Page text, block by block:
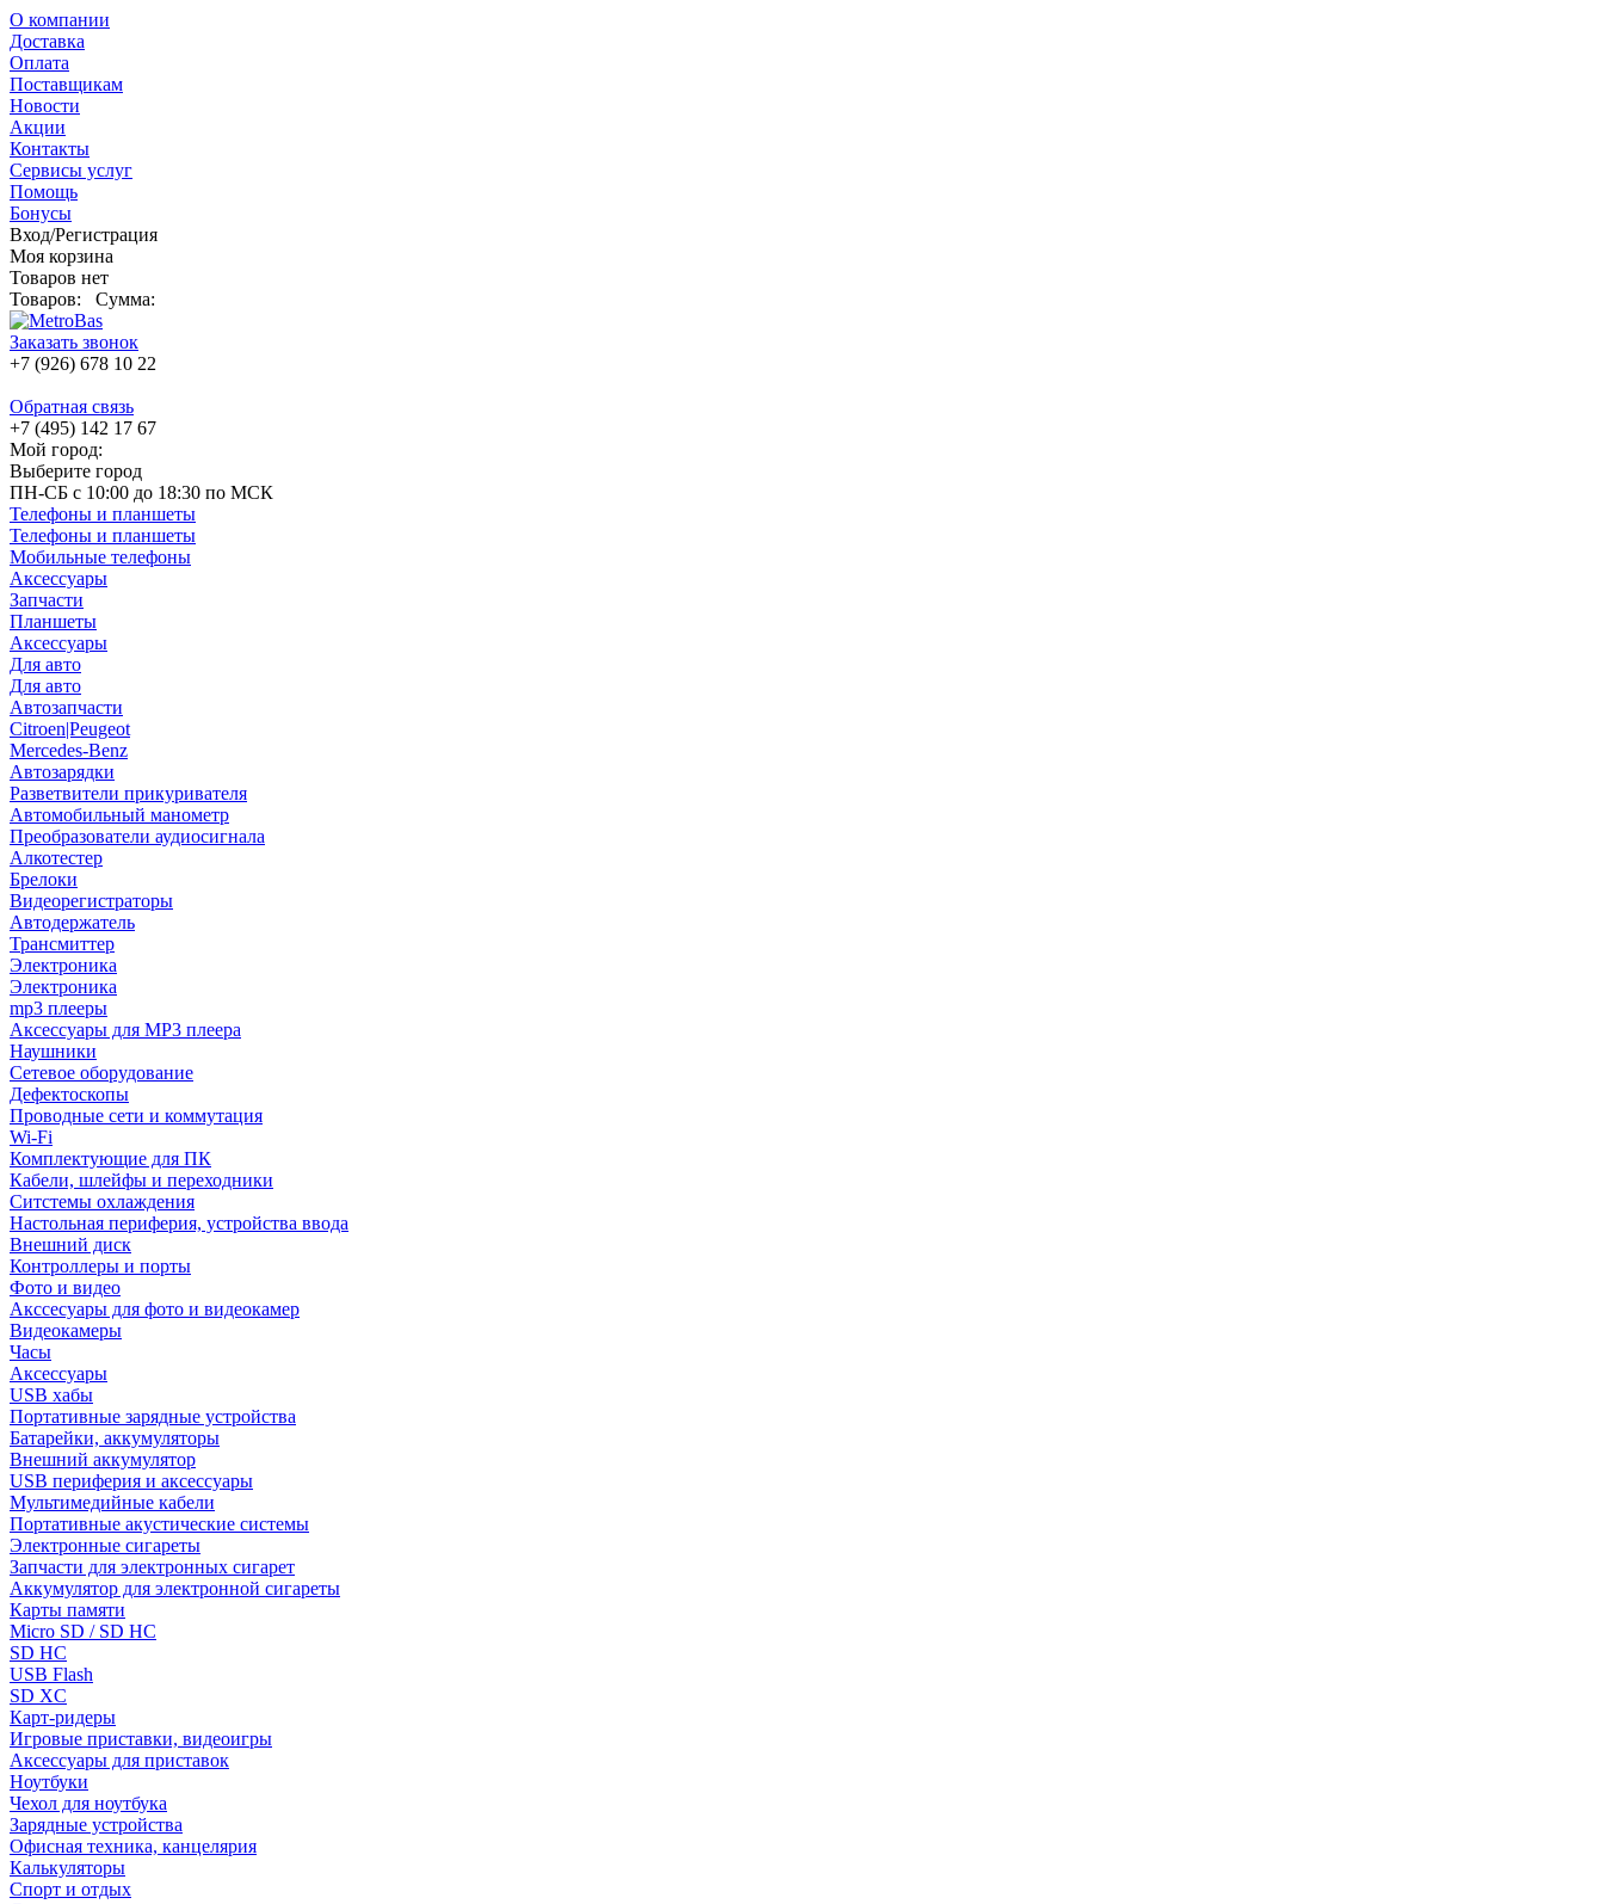
О компании
Доставка
Оплата
Поставщикам
Новости
Акции
Контакты
Сервисы услуг
Помощь
Бонусы
Вход/Регистрация
Моя корзина
Товаров нет
Товаров:
Сумма:
Заказать звонок
+7 (926) 678 10 22
Обратная связь
+7 (495) 142 17 67
Мой город:
Выберите город
ПН-СБ с 10:00 до 18:30 по МСК
Телефоны и планшеты
Телефоны и планшеты
Мобильные телефоны
Аксессуары
Запчасти
Планшеты
Аксессуары
Для авто
Для авто
Автозапчасти
Citroen|Peugeot
Mercedes-Benz
Автозарядки
Разветвители прикуривателя
Автомобильный манометр
Преобразователи аудиосигнала
Алкотестер
Брелоки
Видеорегистраторы
Автодержатель
Трансмиттер
Электроника
Электроника
mp3 плееры
Аксессуары для MP3 плеера
Наушники
Сетевое оборудование
Дефектоскопы
Проводные сети и коммутация
Wi-Fi
Комплектующие для ПК
Кабели, шлейфы и переходники
Ситстемы охлаждения
Настольная периферия, устройства ввода
Внешний диск
Контроллеры и порты
Фото и видео
Акссесуары для фото и видеокамер
Видеокамеры
Часы
Аксессуары
USB хабы
Портативные зарядные устройства
Батарейки, аккумуляторы
Внешний аккумулятор
USB периферия и аксессуары
Мультимедийные кабели
Портативные акустические системы
Электронные сигареты
Запчасти для электронных сигарет
Аккумулятор для электронной сигареты
Карты памяти
Micro SD / SD HC
SD HC
USB Flash
SD XC
Карт-ридеры
Игровые приставки, видеоигры
Аксессуары для приставок
Ноутбуки
Чехол для ноутбука
Зарядные устройства
Офисная техника, канцелярия
Калькуляторы
Спорт и отдых